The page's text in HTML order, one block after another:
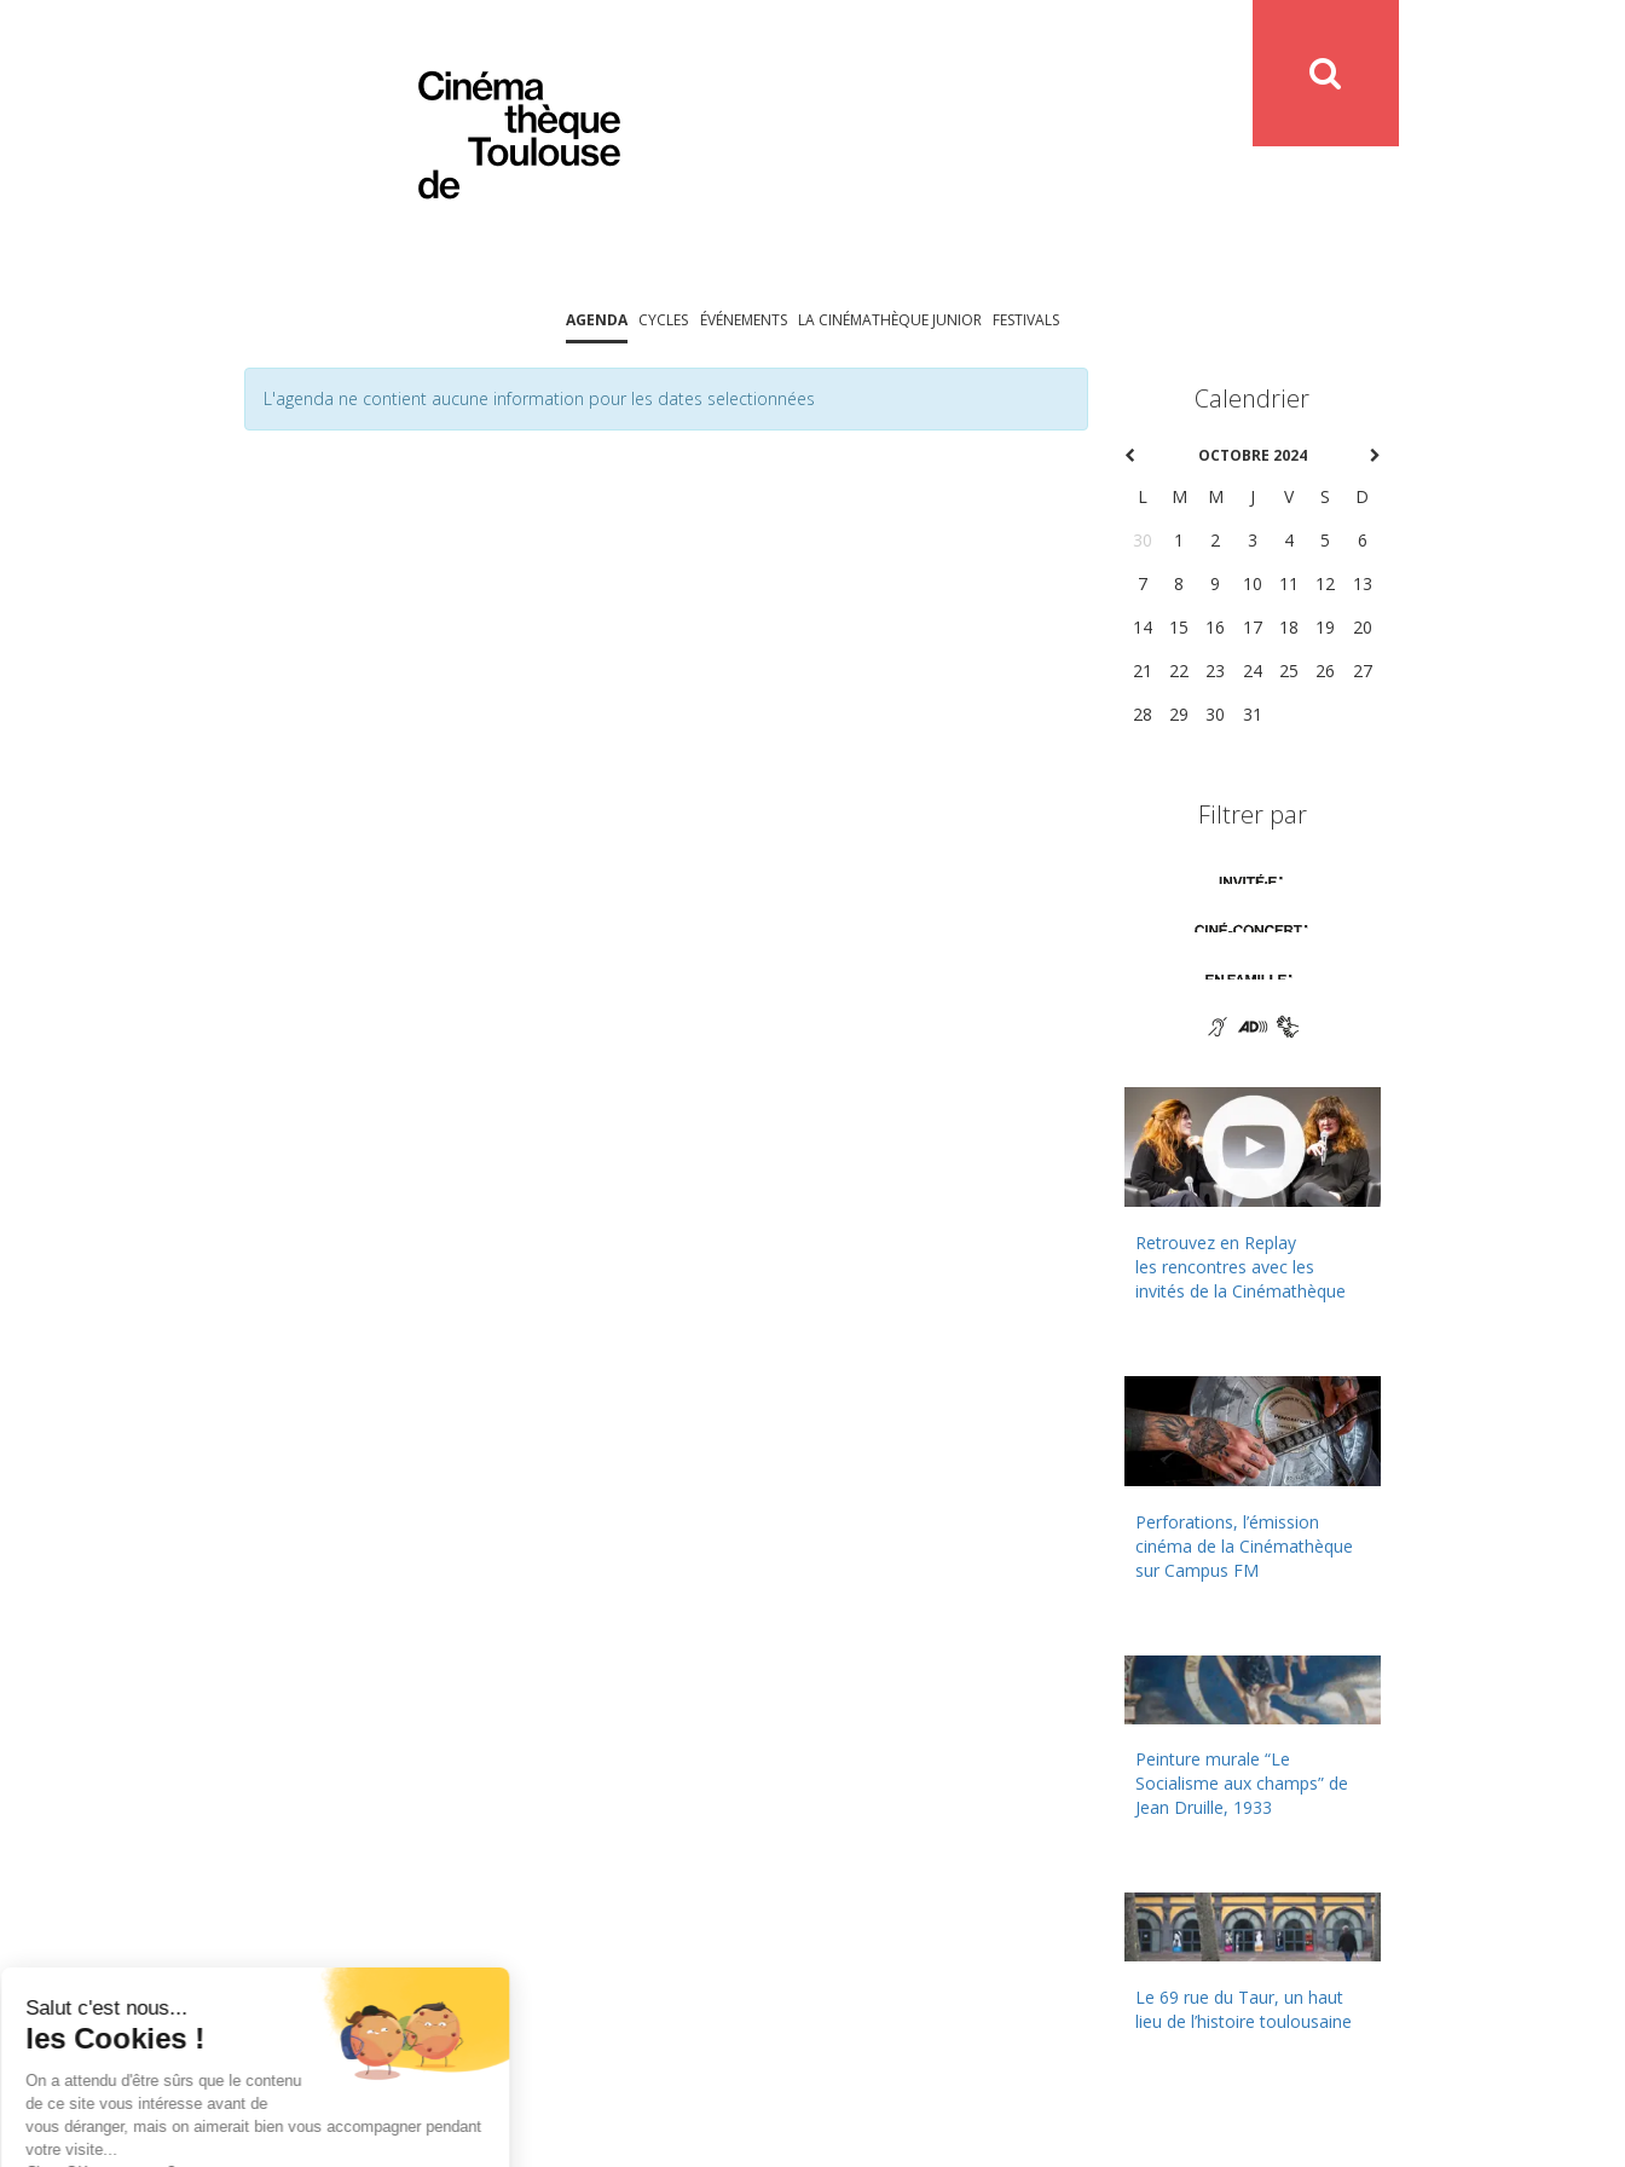
AGENDA CYCLES ÉVÉNEMENTS LA CINÉMATHÈQUE JUNIOR FESTIVALS
L'agenda ne contient aucune information pour les dates selectionnées Calendrier
OCTOBRE 2024
L M M J V S
D
30
1 2 3 4 5
6
7
8 9 10 11 12
13
14
15 16 17 18 19
20
21
22 23 24 25 26
27
28
29 30 31
Filtrer par
Retrouvez en Replay
les rencontres avec les
invités de la Cinémathèque
Perforations, l’émission
cinéma de la Cinémathèque
sur Campus FM
Peinture murale “Le
Socialisme aux champs” de
Jean Druille, 1933
Le 69 rue du Taur, un haut
lieu de l’histoire toulousaine